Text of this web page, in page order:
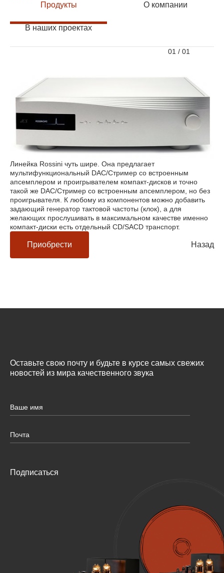
Продукты О компании
В наших проектах
01 / 01
Линейка Rossini чуть шире. Она предлагает
мультифункциональный DAC/Стример со встроенным
апсемплером и проигрывателем компакт-дисков и точно
такой же DAC/Стример со встроенным апсемплером, но без
проигрывателя. К любому из компонентов можно добавить
задающий генератор тактовой частоты (клок), а для
желающих прослушивать в максимальном качестве именно
компакт-диски есть отдельный CD/SACD транспорт.
Приобрести Назад
Оставьте свою почту и будьте в курсе самых свежих
новостей из мира качественного звука
Подписаться